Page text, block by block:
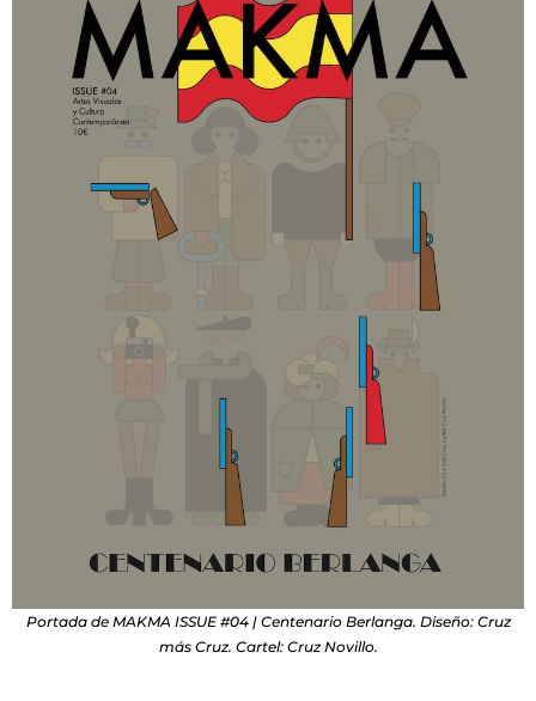
Portada de MAKMA ISSUE #04 | Centenario Berlanga. Diseño: Cruz
más Cruz. Cartel: Cruz Novillo.